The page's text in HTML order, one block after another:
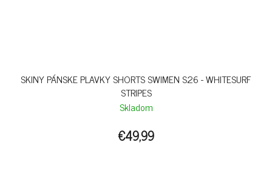
SKINY PÁNSKE PLAVKY SHORTS SWIMEN S26 - WHITESURF
STRIPES
Skladom
€49,99